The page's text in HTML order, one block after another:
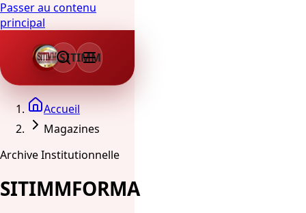
Passer au contenu
principal
SITIMM
Accueil
Magazines
Archive Institutionnelle
SITIMMFORMA